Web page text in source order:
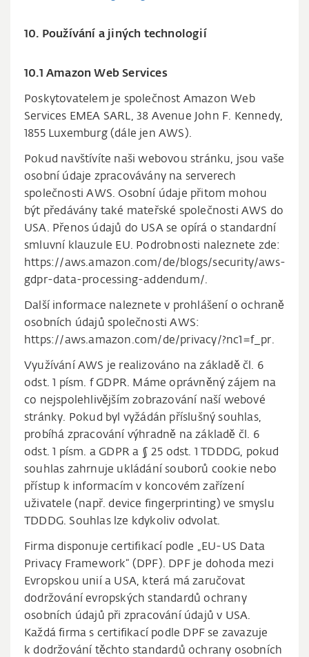
10. Používání a jiných technologií
10.1 Amazon Web Services
Poskytovatelem je společnost Amazon Web
Services EMEA SARL, 38 Avenue John F. Kennedy,
1855 Luxemburg (dále jen AWS).
Pokud navštívíte naši webovou stránku, jsou vaše
osobní údaje zpracovávány na serverech
společnosti AWS. Osobní údaje přitom mohou
být předávány také mateřské společnosti AWS do
USA. Přenos údajů do USA se opírá o standardní
smluvní klauzule EU. Podrobnosti naleznete zde:
https://aws.amazon.com/de/blogs/security/aws-
gdpr-data-processing-addendum/.
Další informace naleznete v prohlášení o ochraně
osobních údajů společnosti AWS:
https://aws.amazon.com/de/privacy/?nc1=f_pr.
Využívání AWS je realizováno na základě čl. 6
odst. 1 písm. f GDPR. Máme oprávněný zájem na
co nejspolehlivějším zobrazování naší webové
stránky. Pokud byl vyžádán příslušný souhlas,
probíhá zpracování výhradně na základě čl. 6
odst. 1 písm. a GDPR a § 25 odst. 1 TDDDG, pokud
souhlas zahrnuje ukládání souborů cookie nebo
přístup k informacím v koncovém zařízení
uživatele (např. device fingerprinting) ve smyslu
TDDDG. Souhlas lze kdykoliv odvolat.
Firma disponuje certifikací podle „EU-US Data
Privacy Framework“ (DPF). DPF je dohoda mezi
Evropskou unií a USA, která má zaručovat
dodržování evropských standardů ochrany
osobních údajů při zpracování údajů v USA.
Každá firma s certifikací podle DPF se zavazuje
k dodržování těchto standardů ochrany osobních